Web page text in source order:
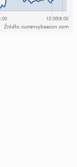
Źródło: currencybeacon.com